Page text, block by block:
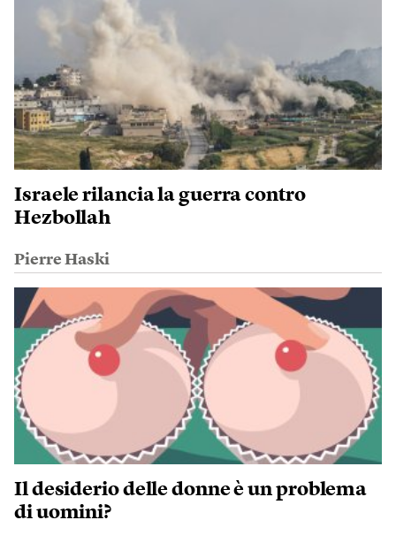
Israele rilancia la guerra contro
Hezbollah
Pierre Haski
Il desiderio delle donne è un problema
di uomini?